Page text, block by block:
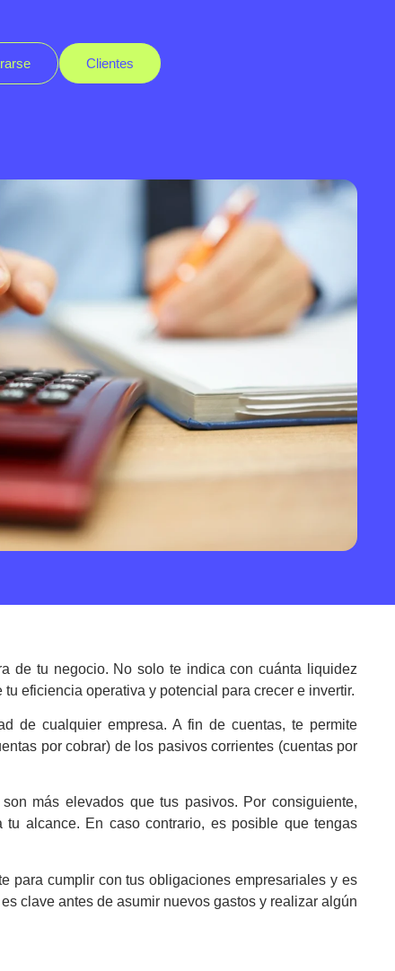
Clientes
de tu negocio. No solo te indica con cuánta liquidez
eficiencia operativa y potencial para crecer e invertir.
de cualquier empresa. A fin de cuentas, te permite
por cobrar) de los pasivos corrientes (cuentas por
más elevados que tus pasivos. Por consiguiente,
alcance. En caso contrario, es posible que tengas
para cumplir con tus obligaciones empresariales y es
clave antes de asumir nuevos gastos y realizar algún